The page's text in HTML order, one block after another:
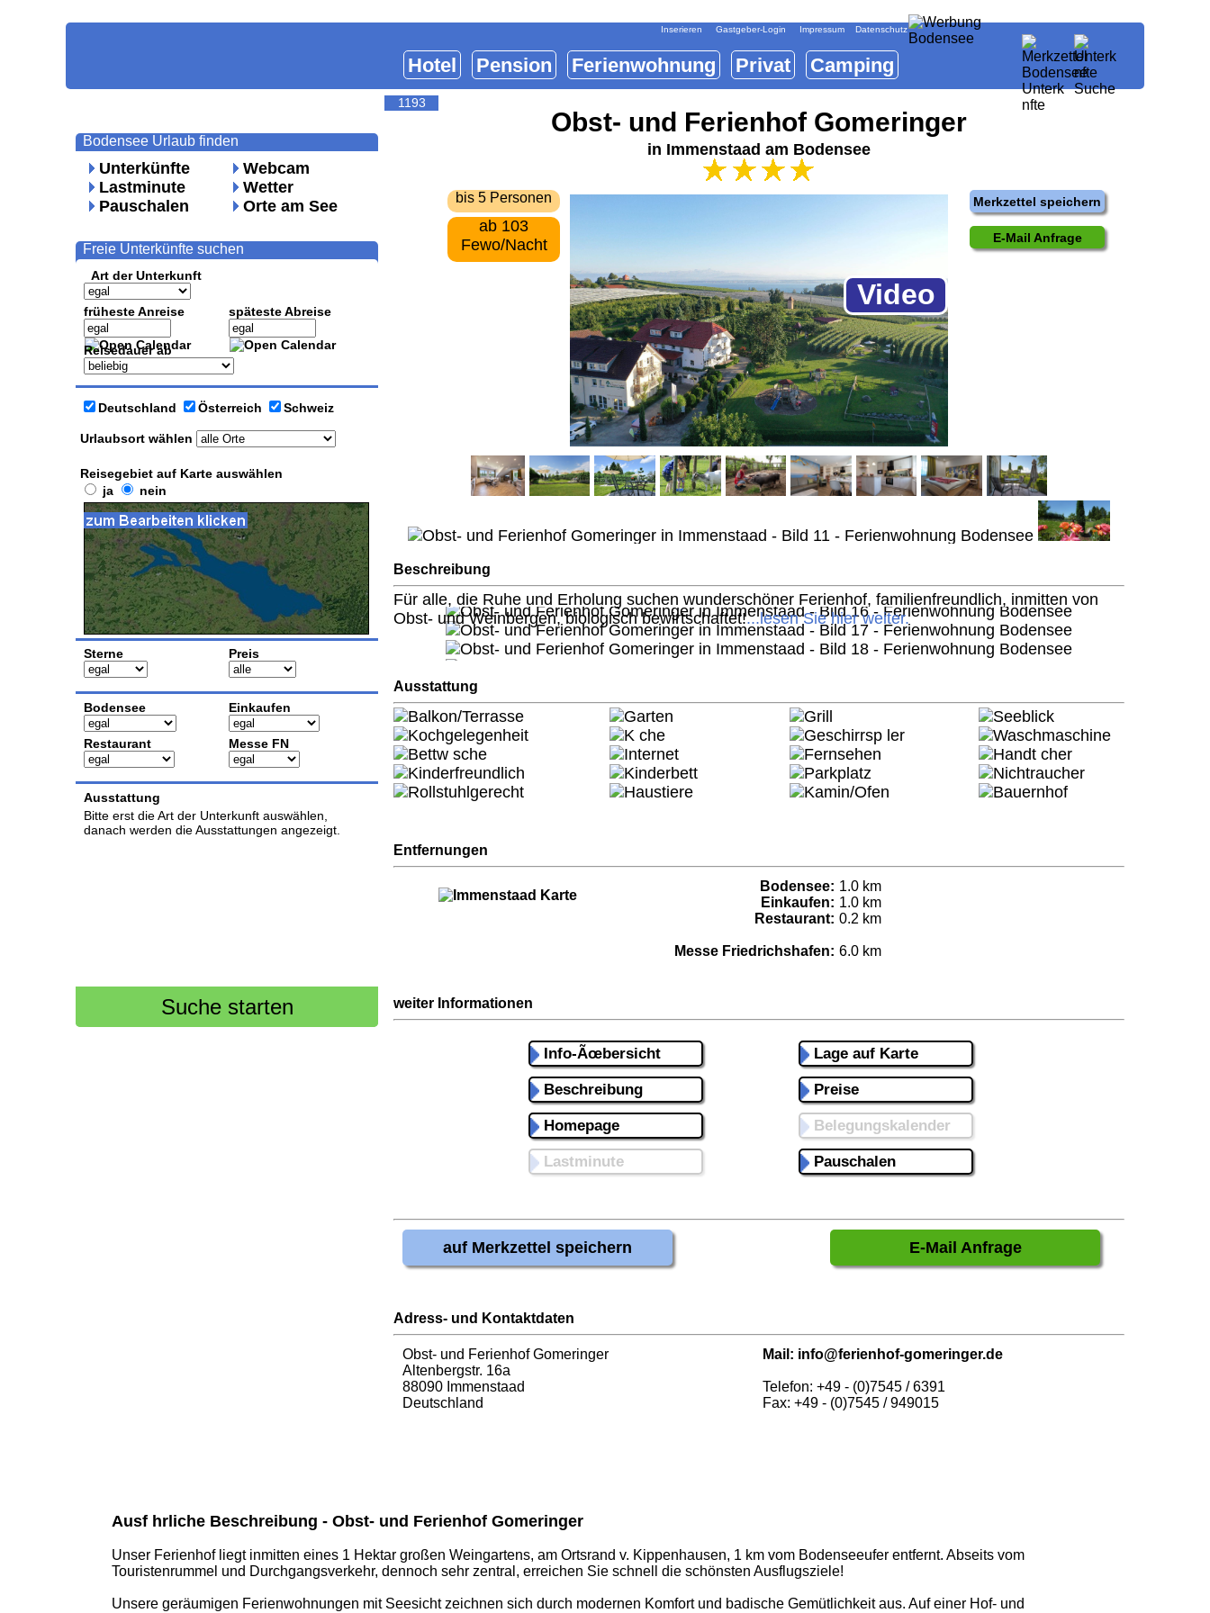
Unterkünfte
Lastminute
Pauschalen
Webcam
Wetter
Orte am See
Bodensee Urlaub finden
Art der Unterkunft
früheste Anreise späteste Abreise
Reisedauer ab
Urlaubsort wählen
Deutschland Österreich Schweiz
Reisegebiet auf Karte auswählen
ja
nein
Sterne Preis
Bodensee Einkaufen
Restaurant Messe FN
Ausstattung
Bitte erst die Art der Unterkunft auswählen,
danach werden die Ausstattungen angezeigt.
Freie Unterkünfte suchen
Hotel Pension Ferienwohnung Privat Camping
Obst- und Ferienhof Gomeringer
in Immenstaad am Bodensee
ab 103
Fewo/Nacht
bis 5 Personen
Video
1193
Beschreibung
Für alle, die Ruhe und Erholung suchen wunderschöner Ferienhof, familienfreundlich, inmitten von
Obst- und Weinbergen, biologisch bewirtschaftet!...lesen Sie hier weiter.
Ausstattung
Balkon/Terrasse
Kochgelegenheit
Bettw sche
Kinderfreundlich
Rollstuhlgerecht
Garten
K che
Internet
Kinderbett
Haustiere
Grill
Geschirrsp ler
Fernsehen
Parkplatz
Kamin/Ofen
Seeblick
Waschmaschine
Handt cher
Nichtraucher
Bauernhof
Entfernungen
Bodensee:
Einkaufen:
Restaurant:
Messe Friedrichshafen:
1.0 km
1.0 km
0.2 km
6.0 km
weiter Informationen
Info-Ãœbersicht
Beschreibung
Homepage
Lastminute
Lage auf Karte
Preise
Belegungskalender
Pauschalen
auf Merkzettel speichern E-Mail Anfrage
Merkzettel speichern
E-Mail Anfrage
Adress- und Kontaktdaten
Obst- und Ferienhof Gomeringer
Altenbergstr. 16a
88090 Immenstaad
Deutschland
Mail: info@ferienhof-gomeringer.de
Telefon: +49 - (0)7545 / 6391
Fax: +49 - (0)7545 / 949015
Ausf hrliche Beschreibung - Obst- und Ferienhof Gomeringer
Unser Ferienhof liegt inmitten eines 1 Hektar großen Weingartens, am Ortsrand v. Kippenhausen, 1 km vom Bodenseeufer entfernt. Abseits vom
Touristenrummel und Durchgangsverkehr, dennoch sehr zentral, erreichen Sie schnell die schönsten Ausflugsziele!
Unsere geräumigen Ferienwohnungen mit Seesicht zeichnen sich durch modernen Komfort und badische Gemütlichkeit aus. Auf einer Hof- und
Inserieren Gastgeber-Login Impressum Datenschutz